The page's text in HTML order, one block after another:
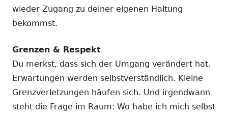
wieder Zugang zu deiner eigenen Haltung
bekommst.
Grenzen & Respekt
Du merkst, dass sich der Umgang verändert hat.
Erwartungen werden selbstverständlich. Kleine
Grenzverletzungen häufen sich. Und irgendwann
steht die Frage im Raum: Wo habe ich mich selbst